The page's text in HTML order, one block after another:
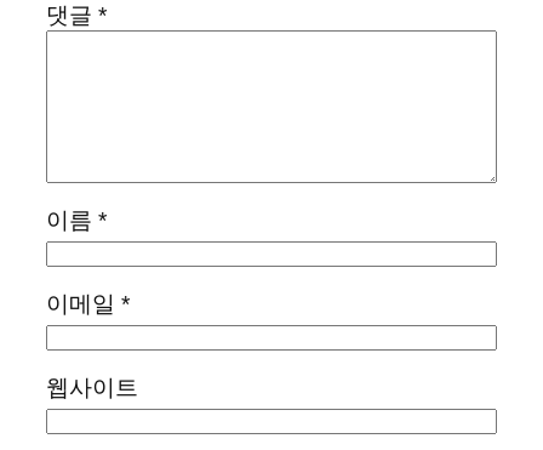
댓글 *
이름 *
이메일 *
웹사이트